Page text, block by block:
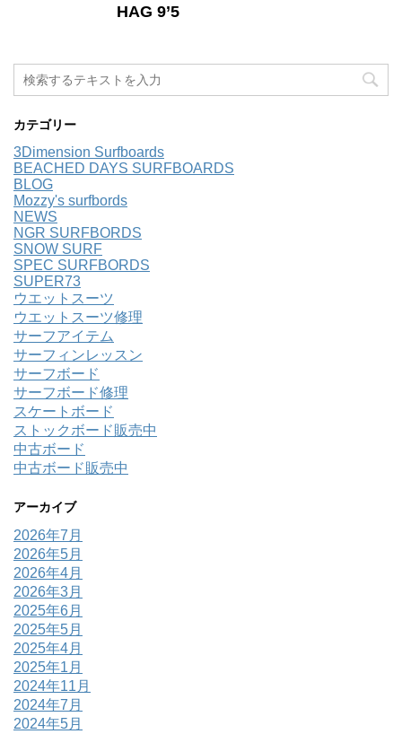
HAG 9’5
カテゴリー
3Dimension Surfboards
BEACHED DAYS SURFBOARDS
BLOG
Mozzy's surfbords
NEWS
NGR SURFBORDS
SNOW SURF
SPEC SURFBORDS
SUPER73
ウエットスーツ
ウエットスーツ修理
サーフアイテム
サーフィンレッスン
サーフボード
サーフボード修理
スケートボード
ストックボード販売中
中古ボード
中古ボード販売中
アーカイブ
2026年7月
2026年5月
2026年4月
2026年3月
2025年6月
2025年5月
2025年4月
2025年1月
2024年11月
2024年7月
2024年5月